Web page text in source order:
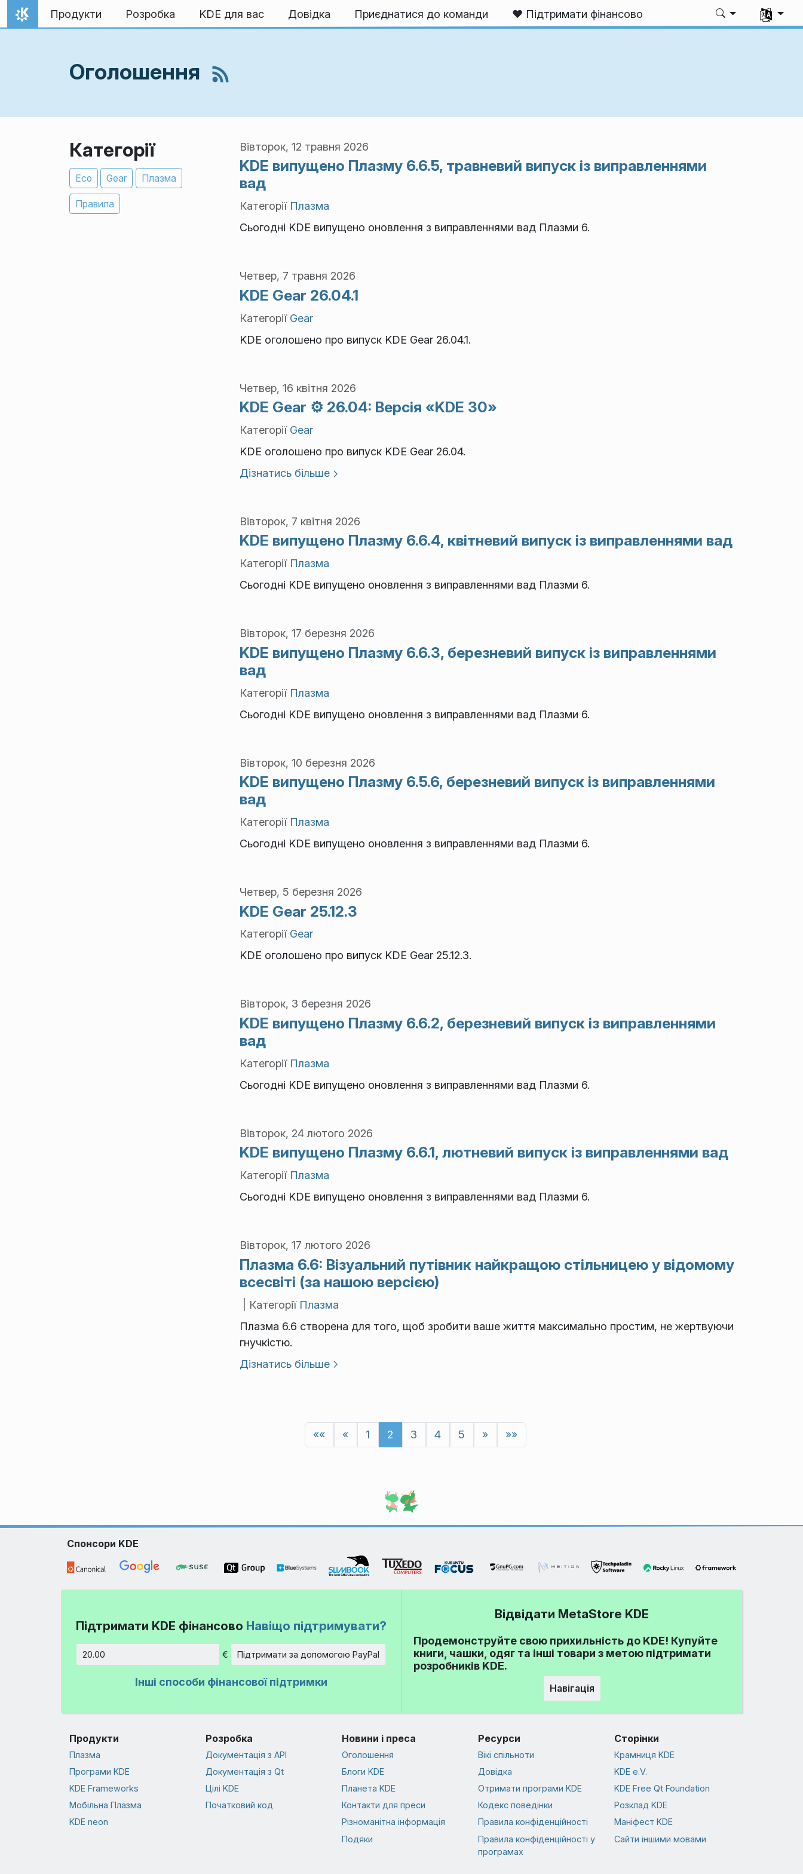
Перейти до вмісту
Домівка
Продукти Розробка KDE для вас Довідка Приєднатися до команди ❤️ Підтримати фінансово
Виберіть
Оголошення
Категорії
Eco Gear Плазма
Правила
Вівторок, 12 травня 2026
KDE випущено Плазму 6.6.5, травневий випуск із виправленнями
вад
Категорії Плазма
Сьогодні KDE випущено оновлення з виправленнями вад Плазми 6.
Четвер, 7 травня 2026
KDE Gear 26.04.1
Категорії Gear
KDE оголошено про випуск KDE Gear 26.04.1.
Четвер, 16 квітня 2026
KDE Gear ⚙️ 26.04: Версія «KDE 30»
Категорії Gear
KDE оголошено про випуск KDE Gear 26.04.
Дізнатись більше
Вівторок, 7 квітня 2026
KDE випущено Плазму 6.6.4, квітневий випуск із виправленнями вад
Категорії Плазма
Сьогодні KDE випущено оновлення з виправленнями вад Плазми 6.
Вівторок, 17 березня 2026
KDE випущено Плазму 6.6.3, березневий випуск із виправленнями
вад
Категорії Плазма
Сьогодні KDE випущено оновлення з виправленнями вад Плазми 6.
Вівторок, 10 березня 2026
KDE випущено Плазму 6.5.6, березневий випуск із виправленнями
вад
Категорії Плазма
Сьогодні KDE випущено оновлення з виправленнями вад Плазми 6.
Четвер, 5 березня 2026
KDE Gear 25.12.3
Категорії Gear
KDE оголошено про випуск KDE Gear 25.12.3.
Вівторок, 3 березня 2026
KDE випущено Плазму 6.6.2, березневий випуск із виправленнями
вад
Категорії Плазма
Сьогодні KDE випущено оновлення з виправленнями вад Плазми 6.
Вівторок, 24 лютого 2026
KDE випущено Плазму 6.6.1, лютневий випуск із виправленнями вад
Категорії Плазма
Сьогодні KDE випущено оновлення з виправленнями вад Плазми 6.
Вівторок, 17 лютого 2026
Плазма 6.6: Візуальний путівник найкращою стільницею у відомому
всесвіті (за нашою версією)
| Категорії Плазма
Плазма 6.6 створена для того, щоб зробити ваше життя максимально простим, не жертвуючи
гнучкістю.
Дізнатись більше
«« « 1 2 3 4 5 » »»
Спонсори KDE
Підтримати KDE фінансово Навіщо підтримувати?
Сума
€ Підтримати за допомогою PayPal
Інші способи фінансової підтримки
Відвідати MetaStore KDE
Продемонструйте свою прихильність до KDE! Купуйте
книги, чашки, одяг та інші товари з метою підтримати
розробників KDE.
Навігація
Продукти
Плазма
Програми KDE
KDE Frameworks
Мобільна Плазма
KDE neon
Розробка
Документація з API
Документація з Qt
Цілі KDE
Початковий код
Новини і преса
Оголошення
Блоги KDE
Планета KDE
Контакти для преси
Різноманітна інформація
Подяки
Ресурси
Вікі спільноти
Довідка
Отримати програми KDE
Кодекс поведінки
Правила конфіденційності
Правила конфіденційності у
програмах
Сторінки
Крамниця KDE
KDE e.V.
KDE Free Qt Foundation
Розклад KDE
Маніфест KDE
Сайти іншими мовами